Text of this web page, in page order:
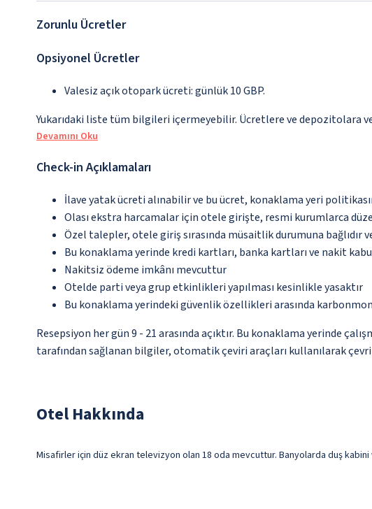
Zorunlu Ücretler
Opsiyonel Ücretler
Valesiz açık otopark ücreti: günlük 10 GBP.
Yukarıdaki liste tüm bilgileri içermeyebilir. Ücretlere ve depozitolara
Devamını Oku
Check-in Açıklamaları
İlave yatak ücreti alınabilir ve bu ücret, konaklama yeri
Olası ekstra harcamalar için otele girişte, resmi kurumlarca
Özel talepler, otele giriş sırasında müsaitlik durumuna
Bu konaklama yerinde kredi kartları, banka kartları ve nakit
Nakitsiz ödeme imkânı mevcuttur
Otelde parti veya grup etkinlikleri yapılması kesinlikle yasaktır
Bu konaklama yerindeki güvenlik özellikleri arasında
Resepsiyon her gün 9 - 21 arasında açıktır. Bu konaklama yerinde
tarafından sağlanan bilgiler, otomatik çeviri araçları kullanılarak
Otel Hakkında
Misafirler için düz ekran televizyon olan 18 oda mevcuttur. Banyolarda duş kabini